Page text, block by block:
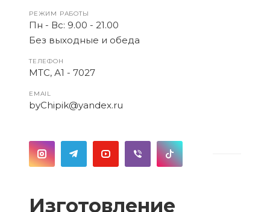
РЕЖИМ РАБОТЫ
Пн - Вс: 9.00 - 21.00
Без выходные и обеда
ТЕЛЕФОН
МТС, А1 - 7027
EMAIL
byChipik@yandex.ru
Изготовление